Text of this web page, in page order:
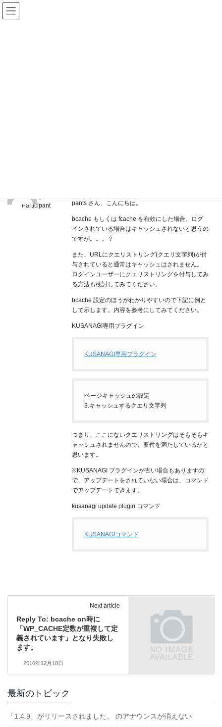
Skip
Skip
Participant
pants さん、こんにちは。
bcache もしくは fcache を有効にした場合、ログ
インされている場合はキャッシュされないと思うの
ですが。。。？
また、URLにクエリストリング(クエリ文字列)が付
与されていると通常はキャッシュはされません。
ログインユーザーにクエリストリングを付与してみ
る方法も検討してみてください。
bcache 設定のほうがわかりやすいので下記に例と
して示します。内容を参考にしてみてください。
KUSANAGI専用プラグイン
KUSANAGI専用プラグイン
ページキャッシュの設定
3.キャッシュするクエリ文字列
つまり、ここにないクエリストリングはそもそもキ
ャッシュされませんので、要件を満たしているかと
思います。
※KUSANAGI プラグインが古い場合もありますの
で、アップデートをされていない場合は、コマンド
でアップデートできます。
kusanagi update plugin コマンド
KUSANAGIコマンド
Next article
Reply To: bcache on時に
「WP_CACHE定数が重複して定
義されています」となり失敗し
ます。
2016年12月18日
最新のトピック
「1.4.9」がリリースされました。 のアナウンスが消えない